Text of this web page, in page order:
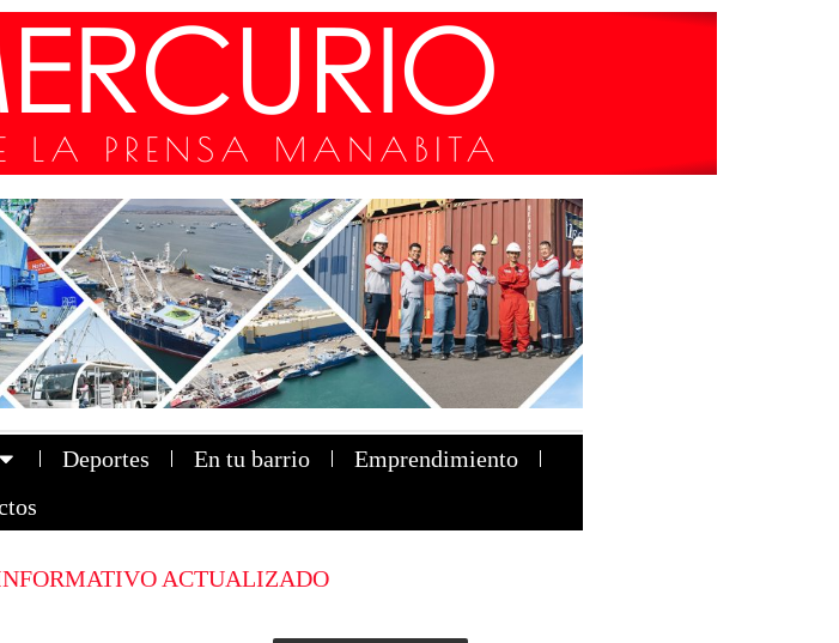
Deportes En tu barrio
Emprendimiento
ACTUALIZADO